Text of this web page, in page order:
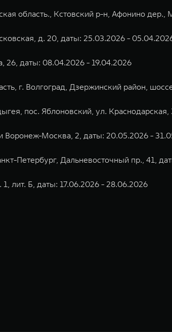
область., Кстовский р-н, Афонино
д. 20, даты: 25.03.2026 -
26, даты: 08.04.2026 - 19.04.2026
г. Волгоград, Дзержинский район,
пос. Яблоновский, ул.
Воронеж-Москва, 2, даты: 20.05.2026 -
Петербург, Дальневосточный пр., 41,
лит. Б, даты: 17.06.2026 - 28.06.2026